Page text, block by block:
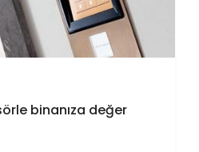
binanıza değer